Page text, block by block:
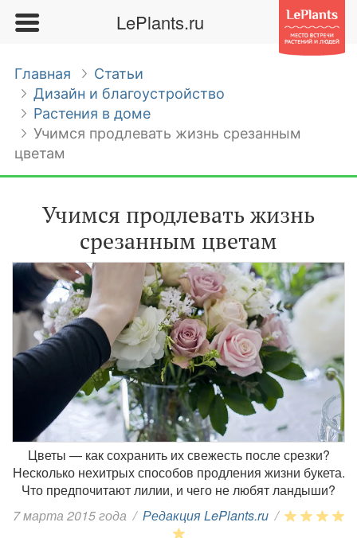
LePlants.ru
Главная
Статьи
Дизайн и благоустройство
Растения в доме
Учимся продлевать жизнь срезанным
цветам
Учимся продлевать жизнь
срезанным цветам
Цветы — как сохранить их свежесть после срезки?
Несколько нехитрых способов продления жизни букета.
Что предпочитают лилии, и чего не любят ландыши?
7 марта 2015 года / Редакция LePlants.ru /